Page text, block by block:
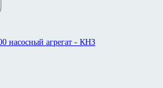
насосный агрегат - КНЗ